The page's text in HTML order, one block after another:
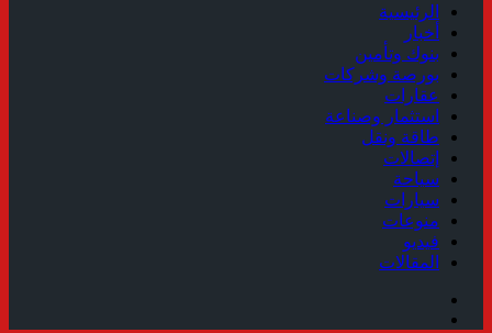
الرئيسية
أخبار
بنوك وتأمين
بورصة وشركات
عقارات
استثمار وصناعة
طاقة ونقل
إتصالات
سياحة
سيارات
منوعات
فيديو
المقالات